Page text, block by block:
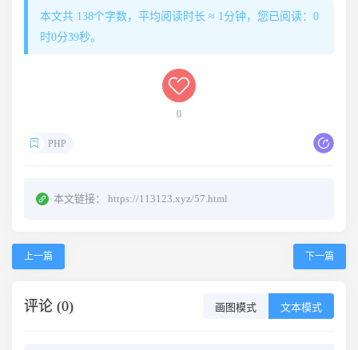
本文共 138个字数，平均阅读时长 ≈ 1分钟，您已阅读：0
时0分40秒。
0
PHP
本文链接： https://113123.xyz/57.html
上一篇 下一篇
评论 (0) 画图模式 文本模式